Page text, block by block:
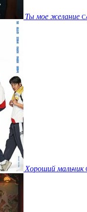
Ты мое желание
Хороший мальчик